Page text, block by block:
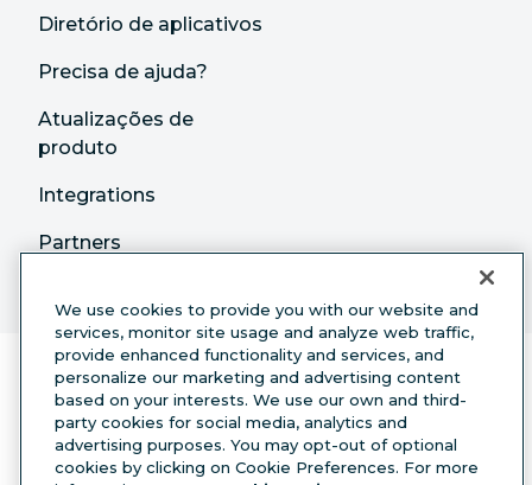
Diretório de aplicativos
Precisa de ajuda?
Atualizações de
produto
Integrations
Partners
Português
We use cookies to provide you with our website and
services, monitor site usage and analyze web traffic,
provide enhanced functionality and services, and
personalize our marketing and advertising content
based on your interests. We use our own and third-
party cookies for social media, analytics and
advertising purposes. You may opt-out of optional
cookies by clicking on Cookie Preferences. For more